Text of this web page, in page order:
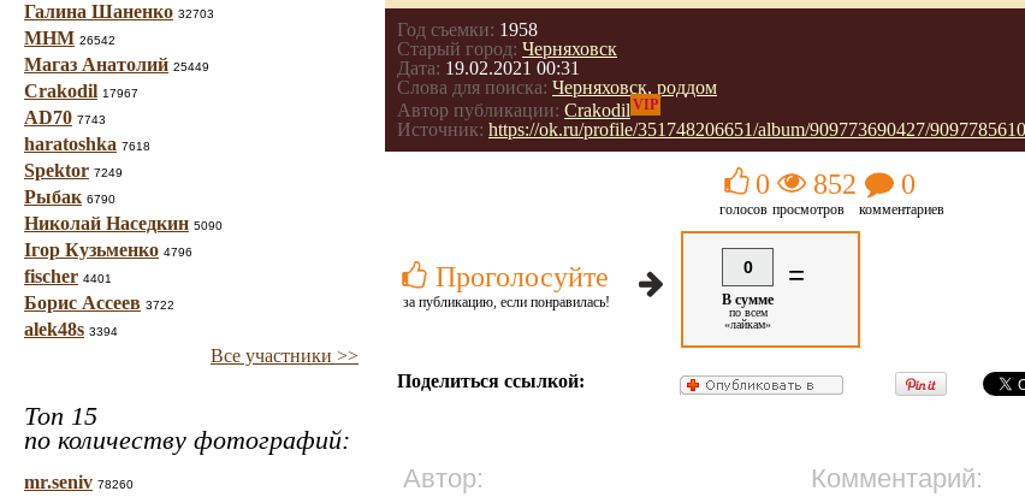
Галина Шаненко 32703
МНМ 26542
Магаз Анатолий 25449
Crakodil 17967
AD70 7743
haratoshka 7618
Spektor 7249
Рыбак 6790
Николай Наседкин 5090
Ігор Кузьменко 4796
fischer 4401
Борис Ассеев 3722
alek48s 3394
Все участники >>
Топ 15
по количеству фотографий:
mr.seniv 78260
Год съемки: 1958
Старый город: Черняховск
Дата: 19.02.2021 00:31
Слова для поиска: Черняховск, роддом
Автор публикации: Crakodil VIP
Источник: https://ok.ru/profile/351748206651/album/909773690427/
Проголосуйте
за публикацию, если понравилась!
0
голосов
852
просмотров
0
комментариев
0
В сумме
по всем
«лайкам»
=
Поделиться ссылкой:
Автор: Комментарий: